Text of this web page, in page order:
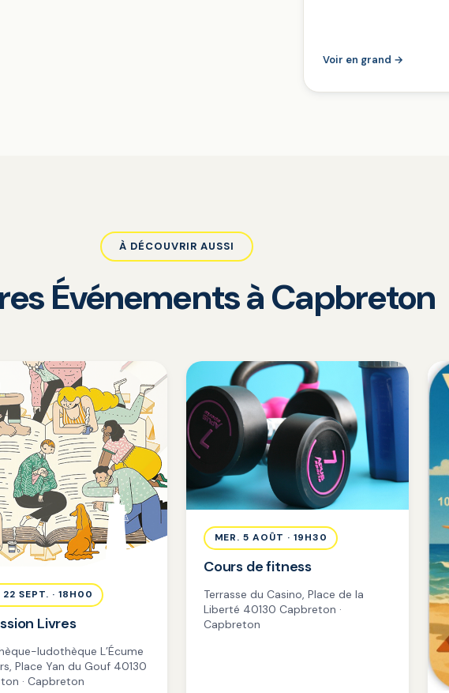
Voir en grand →
À DÉCOUVRIR AUSSI
Événements à Capbreton
SEPT. · 18H00
Livres
ludothèque L’Écume
Place Yan du Gouf 40130
· Capbreton
MER. 5 AOÛT · 19H30
Cours de fitness
Terrasse du Casino, Place de la
Liberté 40130 Capbreton ·
Capbreton